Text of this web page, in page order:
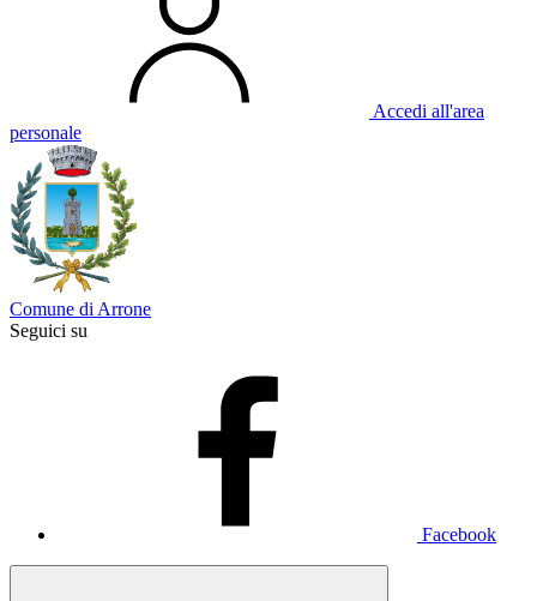
Accedi all'area
personale
Comune di Arrone
Seguici su
Facebook